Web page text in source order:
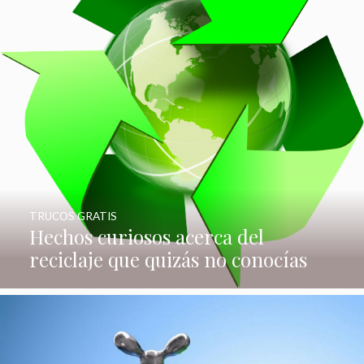
Hechos curiosos acerca del
reciclaje que quizás no conocías
TRUCOS GRATIS